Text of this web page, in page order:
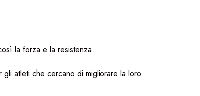
la forza e la resistenza.
gli atleti che cercano di migliorare la loro